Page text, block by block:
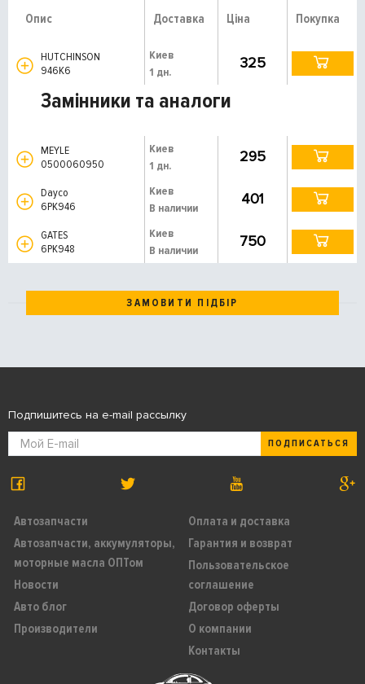
Опис Доставка Ціна Покупка
HUTCHINSON
946K6
Киев
1 дн.
325
Замінники та аналоги
MEYLE
0500060950
Киев
1 дн.
295
Dayco
6PK946
Киев
В наличии
401
GATES
6PK948
Киев
В наличии
750
ЗАМОВИТИ ПІДБІР
Автозапчасти
Автозапчасти, аккумуляторы,
моторные масла ОПТом
Новости
Авто блог
Производители
Оплата и доставка
Гарантия и возврат
Пользовательское
соглашение
Договор оферты
О компании
Контакты
Подпишитесь на e-mail рассылку
ПОДПИСАТЬСЯ